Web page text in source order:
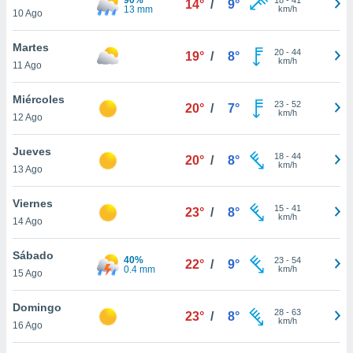
más
nuestra
y
de
disponible
cookies
aceptar
10 Ago
13 mm
14° / 9°
km/h
Martes
11 Ago
19° / 8° 20- 44
km/h
Miércoles
12 Ago
20° / 7° 23- 52
km/h
Jueves
13 Ago
20° / 8° 18- 44
km/h
Viernes
14 Ago
23° / 8° 15- 41
km/h
Sábado
15 Ago
40%
0.4 mm
22° / 9° 23- 54
km/h
Domingo
16 Ago
23° / 8° 28- 63
km/h